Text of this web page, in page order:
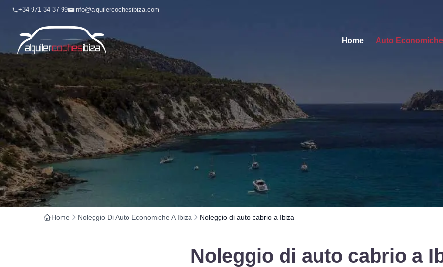
+34 971 34 37 99 info@alquilercochesibiza.com
Home Auto Economiche
Home Noleggio Di Auto Economiche A Ibiza Noleggio di auto cabrio a Ibiza
Noleggio di auto cabrio a